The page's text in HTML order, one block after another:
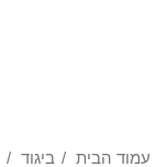
עמוד הבית ביגוד